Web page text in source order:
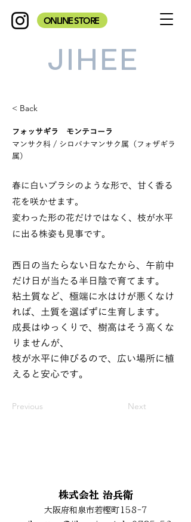
JIHEE
ONLINE STORE
< Back
フォッサギラ モンテコーラ
マンサク科 / シロバナマンサク属（フォザギラ
属）
春に白いブラシのような形で、甘く香る
花を咲かせます。
変わった形の花だけではなく、枝が水平
に出る株姿も見事です。
西日の当たらない日なたから、午前中
だけ日が当たる半日陰で育てます。
粘土質など、極端に水はけが悪くなけ
れば、土質を選ばずに生育します。
成長はゆっくりで、樹高はそう高くな
りませんが、
枝が水平に伸びるので、広い場所に植
えると安心です。
Previous Next
株式会社 治兵衛
大阪府和泉市若樫町158-7